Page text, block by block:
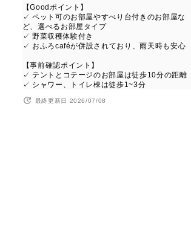
【Goodポイント】
✓ ペット可のお部屋やすべり台付きのお部屋な
ど、選べるお部屋タイプ
✓ 野菜収穫体験付き
✓ おふろcaféが併設されており、雨天時も安心
【事前確認ポイント】
✓ テントとコテージのお部屋は徒歩10分の距離
✓ シャワー、トイレ棟は徒歩1~3分
最終更新日 2026/07/08